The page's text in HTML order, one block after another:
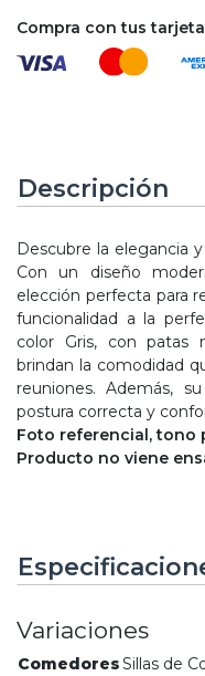
Compra con tus
Descripción
Descubre la elegancia
Con un diseño
elección perfecta para
funcionalidad a la
color Gris, con patas
brindan la comodidad
reuniones. Además,
postura correcta y
Foto referencial, tono
Producto no viene
Variaciones
ComedoresSillas de